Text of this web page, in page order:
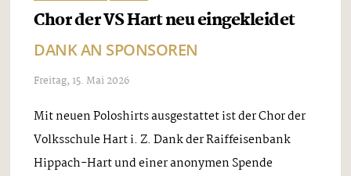
Chor der VS Hart neu eingekleidet
DANK AN SPONSOREN
Freitag, 15. Mai 2026
Mit neuen Poloshirts ausgestattet ist der Chor der
Volksschule Hart i. Z. Dank der Raiffeisenbank
Hippach-Hart und einer anonymen Spende